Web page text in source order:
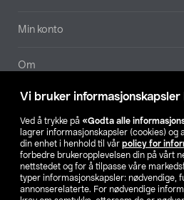
Vi bruker informasjonskapsler
Ved å trykke på «Godta alle
lagrer informasjonskapsler (cookies) og
din enhet i henhold til vår policy for
forbedre brukeropplevelsen din på vårt
nettstedet og for å tilpasse våre
typer informasjonskapsler: nødvendige,
annonserelaterte. For nødvendige
Min konto
Om
Aktuelt
Våre selskaper
Finn din